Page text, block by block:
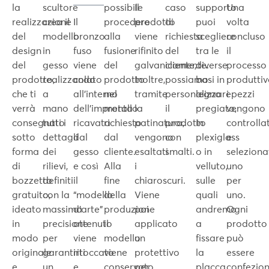
la
realizzazione
del
design
del
prodotto,
che ti
verrà
consegnato
sotto
forma
di
bozzetto
gratuito,
ideato
in
modo
originale
scultore
crea il
modello
in
gesso
realizzando
a
mano
tutti i
dettagli
dei
rilievi,
definiti
con la
massima
precisione
per
garantirti
Il
bronzo
fuso
viene
colato
all’interno
dell’impronta
ricavata
dal
gesso
e così
il
“modello
d’arte”
ottenuto
viene
ritoccato
possibile
procedere
alla
fusione
del
prodotto
nel
metallo
richiesto
dal
cliente.
Alla
fine
della
produzione
il
modello
viene
Il
prodotto
viene
rifinito
galvanicamente.
Inoltre,
tramite
la
patinatura,
vengono
esaltati
i
chiaroscuri.
Viene
poi
applicato
un
protettivo
caso
di
richiesta
del
cliente,
possiamo
personalizzare
il
prodotto
con
smalti.
supporto
puoi
scegliere
tra le
diverse
basi in
legno
pregiato,
in
plexiglass
o in
velluto,
sulle
quali
andremo
a
fissare
la
Una
volta
concluso
il
processo
i pezzi
vengono
e
uno
per
uno.
Ogni
prodotto
può
essere